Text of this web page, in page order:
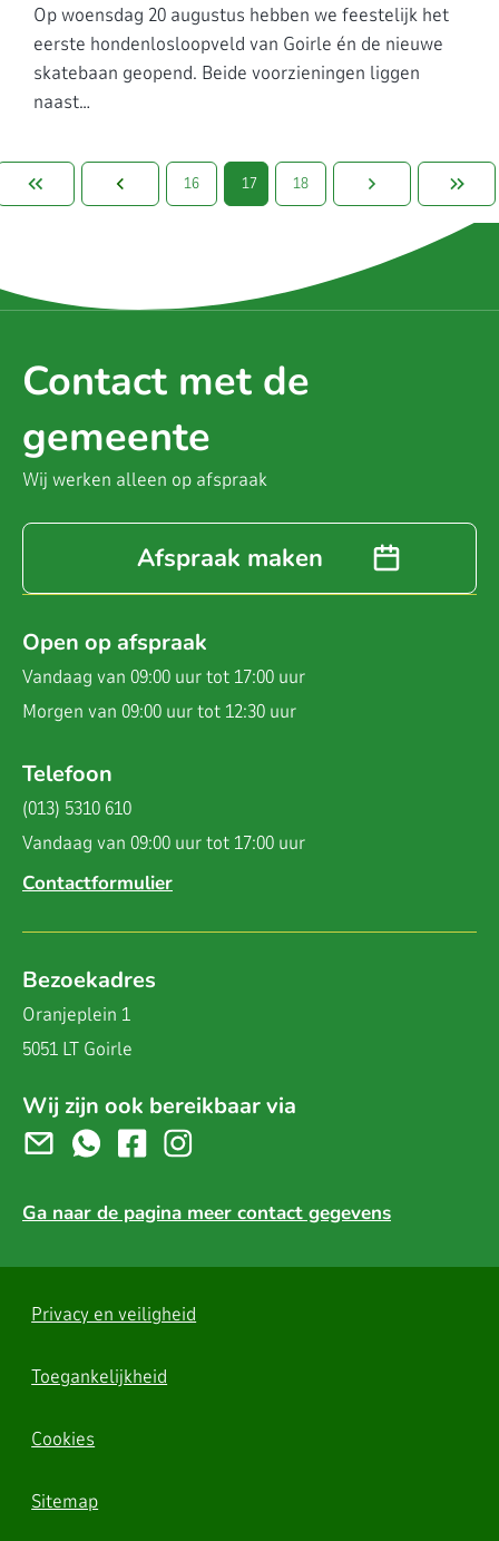
Op woensdag 20 augustus hebben we feestelijk het
eerste hondenlosloopveld van Goirle én de nieuwe
skatebaan geopend. Beide voorzieningen liggen
naast…
eerste pagina vorige pagina
16 17 18 volgende
Contact met de
gemeente
Wij werken alleen op afspraak
Afspraak maken
Open op afspraak
Vandaag van 09:00 uur tot 17:00 uur
Morgen van 09:00 uur tot 12:30 uur
Telefoon
(013) 5310 610
Vandaag van 09:00 uur tot 17:00 uur
Contactformulier
Bezoekadres
Oranjeplein 1
5051 LT Goirle
Wij zijn ook bereikbaar via
Ga naar de pagina meer contact gegevens
Privacy en veiligheid
Toegankelijkheid
Cookies
Sitemap